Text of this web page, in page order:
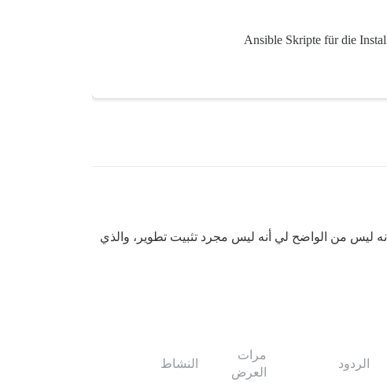
Ansible Skripte für die
أنه ليس من الواضح لي أنه ليس مجرد تثبيت تطوير، والذي
الردود
مرات
العرض
النشاط